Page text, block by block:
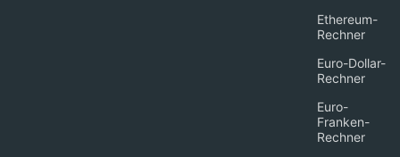
Ethereum-
Rechner
Euro-Dollar-
Rechner
Euro-
Franken-
Rechner